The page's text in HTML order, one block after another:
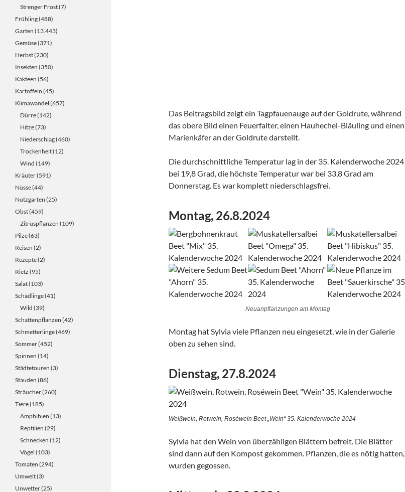
Das Beitragsbild zeigt ein Tagpfauenauge auf der Goldrute, während
das obere Bild einen Feuerfalter, einen Hauhechel-Bläuling und einen
Marienkäfer an der Goldrute darstellt.
Die durchschnittliche Temperatur lag in der 35. Kalenderwoche 2024
bei 19,8 Grad, die höchste Temperatur war bei 33,8 Grad am
Donnerstag. Es war komplett niederschlagsfrei.
Montag, 26.8.2024
Neuanpflanzungen am Montag
Montag hat Sylvia viele Pflanzen neu eingesetzt, wie in der Galerie
oben zu sehen sind.
Dienstag, 27.8.2024
Weißwein, Rotwein, Roséwein Beet „Wein“ 35. Kalenderwoche 2024
Sylvia hat den Wein von überzähligen Blättern befreit. Die Blätter
sind dann auf den Kompost gekommen. Pflanzen, die es nötig hatten,
wurden gegossen.
Strenger Frost(7)
Frühling(488)
Garten (13.443)
Gemüse(371)
Herbst(230)
Insekten (350)
Kakteen (56)
Kartoffeln (45)
Klimawandel (657)
Dürre(142)
Hitze(73)
Niederschlag(460)
Trockenheit(12)
Wind (149)
Kräuter(591)
Nüsse(44)
Nutzgarten (25)
Obst(459)
Zitruspflanzen (109)
Pilze(63)
Reisen (2)
Rezepte(2)
Rietz (95)
Salat(103)
Schädlinge(41)
Wild (39)
Schattenpflanzen (42)
Schmetterlinge(469)
Sommer(452)
Spinnen (14)
Städtetouren (3)
Stauden (86)
Sträucher(260)
Tiere(185)
Amphibien (13)
Reptilien (29)
Schnecken (12)
Vögel (103)
Tomaten (294)
Umwelt(3)
Unwetter(25)